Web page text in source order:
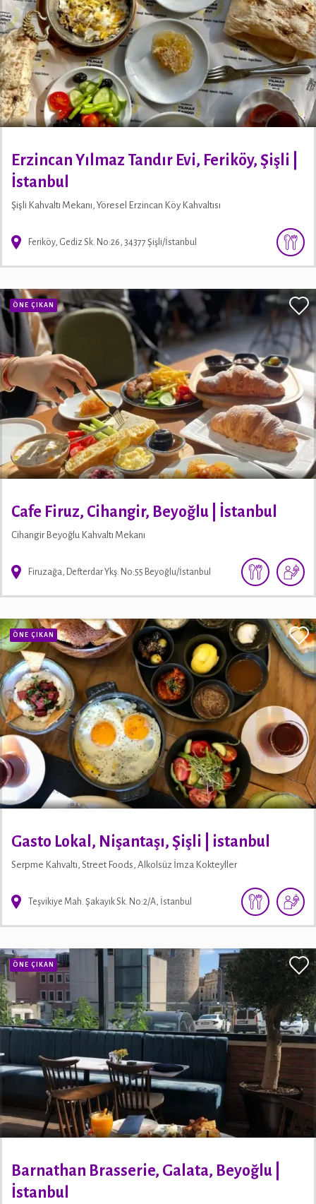
Erzincan Yılmaz Tandır Evi, Feriköy, Şişli |
İstanbul
Şişli Kahvaltı Mekanı, Yöresel Erzincan Köy Kahvaltısı
Feriköy, Gediz Sk. No:26, 34377 Şişli/İstanbul
ÖNE ÇIKAN
Cafe Firuz, Cihangir, Beyoğlu | İstanbul
Cihangir Beyoğlu Kahvaltı Mekanı
Firuzağa, Defterdar Ykş. No:55 Beyoğlu/İstanbul
ÖNE ÇIKAN
Gasto Lokal, Nişantaşı, Şişli | istanbul
Serpme Kahvaltı, Street Foods, Alkolsüz İmza Kokteyller
Teşvikiye Mah. Şakayık Sk. No:2/A, İstanbul
ÖNE ÇIKAN
Barnathan Brasserie, Galata, Beyoğlu |
İstanbul